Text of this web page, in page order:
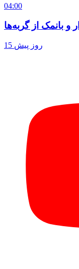
04:00
و بانمک از گربه‌ها
15 روز پیش